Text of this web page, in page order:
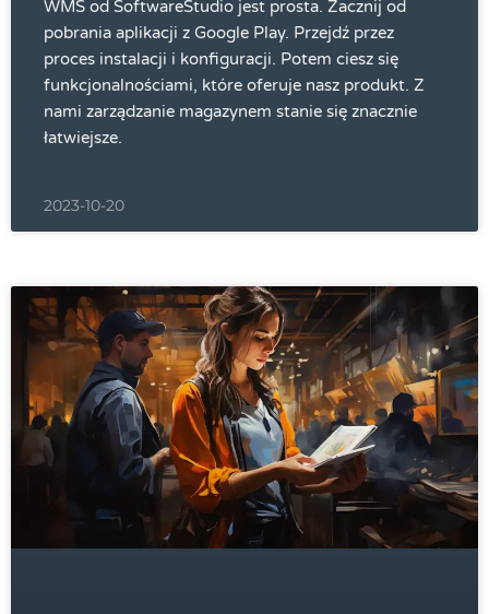
WMS od SoftwareStudio jest prosta. Zacznij od
pobrania aplikacji z Google Play. Przejdź przez
proces instalacji i konfiguracji. Potem ciesz się
funkcjonalnościami, które oferuje nasz produkt. Z
nami zarządzanie magazynem stanie się znacznie
łatwiejsze.
2023-10-20